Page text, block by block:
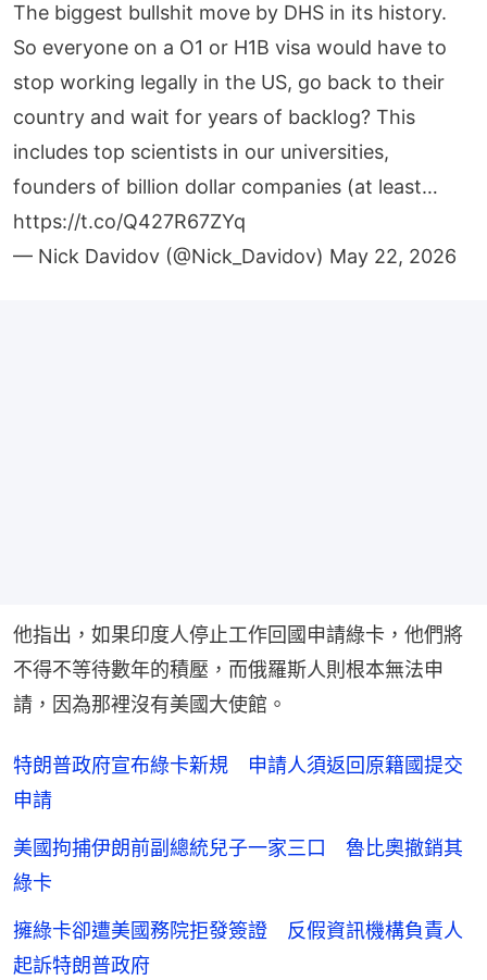
The biggest bullshit move by DHS in its history.
So everyone on a O1 or H1B visa would have to
stop working legally in the US, go back to their
country and wait for years of backlog? This
includes top scientists in our universities,
founders of billion dollar companies (at least…
https://t.co/Q427R67ZYq
— Nick Davidov (@Nick_Davidov) May 22, 2026
他指出，如果印度人停止工作回國申請綠卡，他們將
不得不等待數年的積壓，而俄羅斯人則根本無法申
請，因為那裡沒有美國大使館。
特朗普政府宣布綠卡新規 申請人須返回原籍國提交
申請
美國拘捕伊朗前副總統兒子一家三口 魯比奧撤銷其
綠卡
擁綠卡卻遭美國務院拒發簽證 反假資訊機構負責人
起訴特朗普政府